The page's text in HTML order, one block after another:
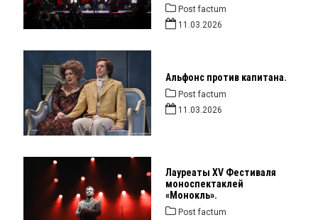
Post factum
11.03.2026
Альфонс против капитана.
Post factum
11.03.2026
Лауреаты XV Фестиваля
моноспектаклей
«Монокль».
Post factum